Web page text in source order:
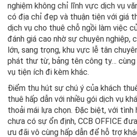
nghiệm không chỉ lĩnh vực dịch vụ
có địa chỉ đẹp và thuận tiện với giá
dịch vụ cho thuê chỗ ngồi làm việc
đánh giá cao nhờ sự chuyên nghiệp,
lớn, sang trọng, khu vực lễ tân
phát thư từ, bảng tên công ty… cùng
vụ tiện ích đi kèm khác.
Điểm thu hút sự chú ý của khách
thuê hấp dẫn với nhiều gói dịch vụ
thoải mái lựa chọn. Đặc biệt, với tình
chưa có sự ổn định, CCB OFFICE
ưu đãi vô cùng hấp dẫn để hỗ trợ